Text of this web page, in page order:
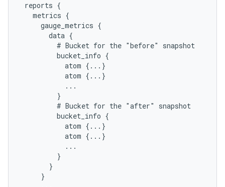
reports {
   metrics {
     gauge_metrics {
       data {
         # Bucket for the "before" snapshot
         bucket_info {
           atom {...}
           atom {...}
           ...
         }
         # Bucket for the "after" snapshot
         bucket_info {
           atom {...}
           atom {...}
           ...
         }
       }
     }